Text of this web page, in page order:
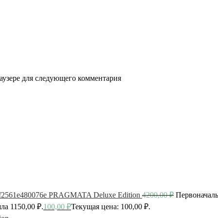
для следующего комментария
PRAGMATA Deluxe Edition 4200,00₽
1150,00 ₽.100,00 ₽Текущая цена: 100,00 ₽.